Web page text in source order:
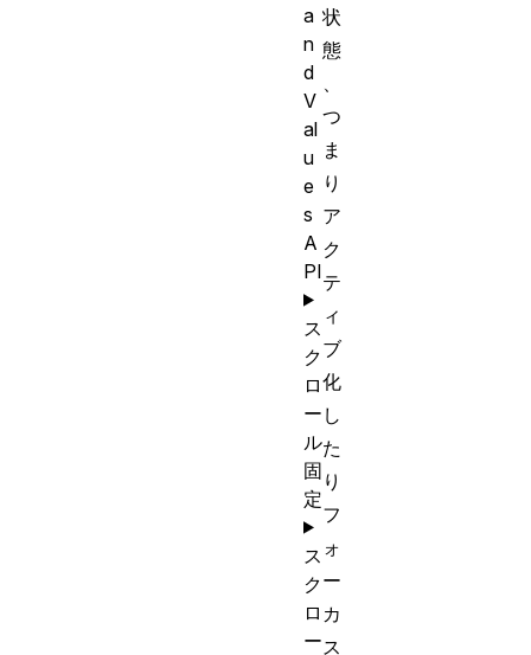
状
態
、
つ
ま
り
ア
ク
テ
ィ
ブ
化
し
た
り
フ
ォ
ー
カ
ス
a
n
d
V
al
u
e
s
A
PI
ス
ク
ロ
ー
ル
固
定
ス
ク
ロ
ー